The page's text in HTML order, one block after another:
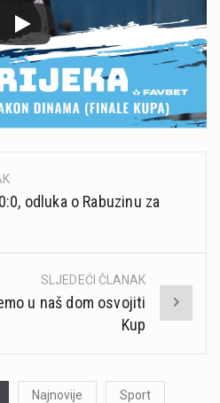
odluka o Rabuzinu za
SLJEDEĆI ČLANAK
u naš dom osvojiti
Kup
Najnovije Sport